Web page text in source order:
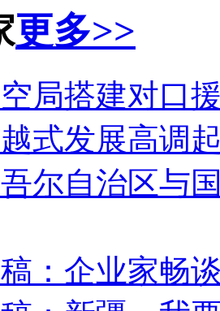
更多>>
局搭建对口
式发展高调
尔自治区与
：企业家畅